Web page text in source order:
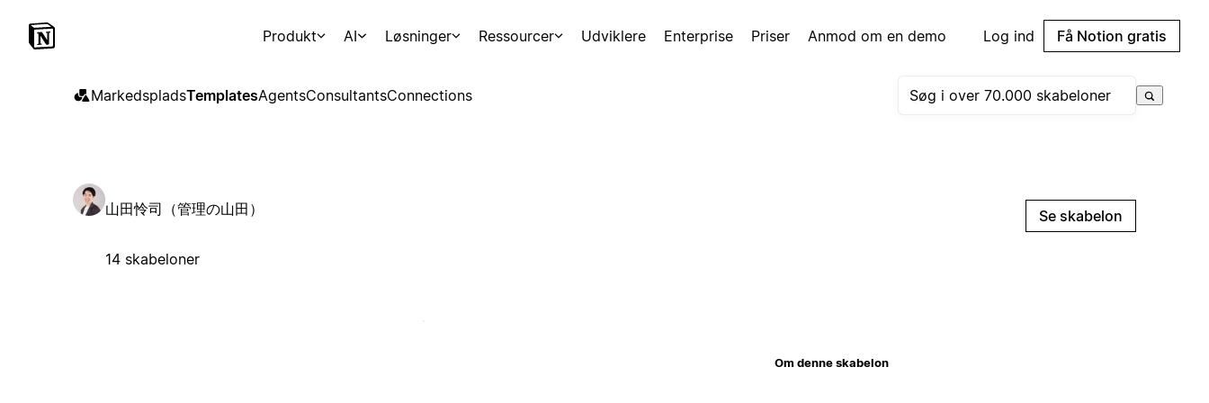
Produkt AI Løsninger Ressourcer Udviklere Enterprise Priser Anmod om en demo Log ind Få Notion gratis
MarkedspladsTemplatesAgentsConsultantsConnections
山田怜司（管理の山田）
14 skabeloner
Se skabelon
Om denne skabelon